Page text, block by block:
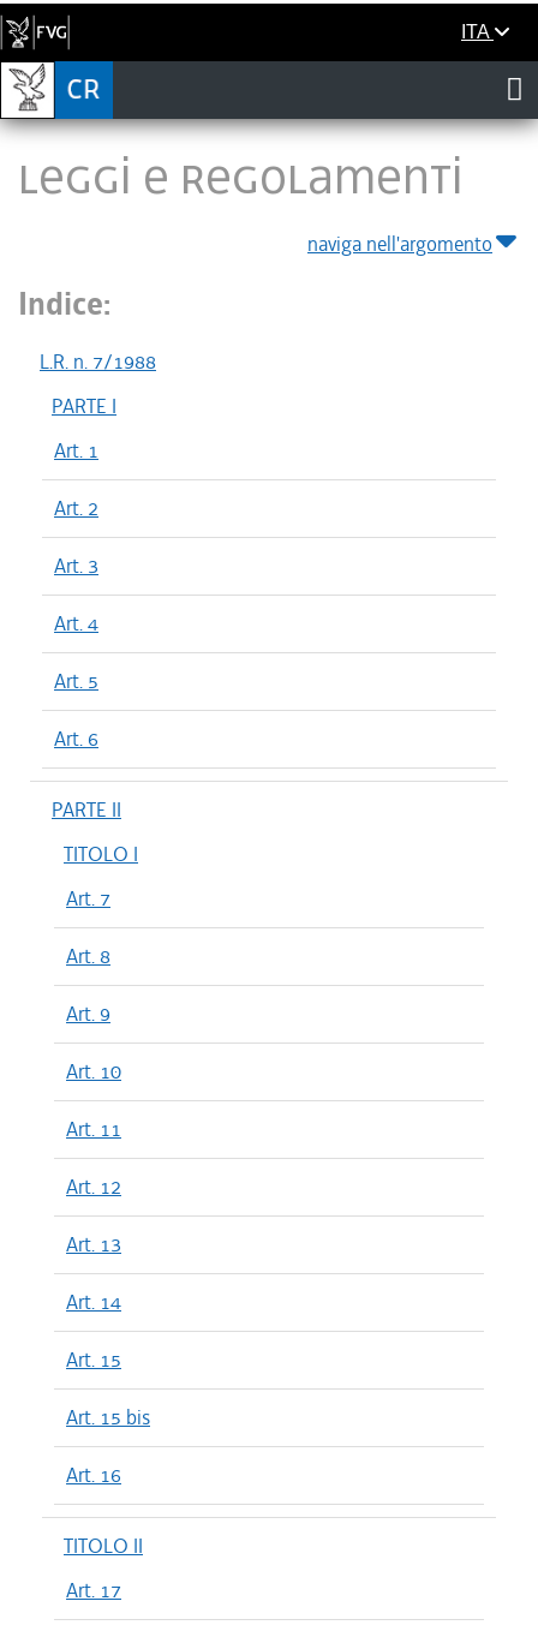
ITA
LEGGI E REGOLAMENTI
naviga nell'argomento
Indice:
L.R. n. 7/1988
PARTE I
Art. 1
Art. 2
Art. 3
Art. 4
Art. 5
Art. 6
PARTE II
TITOLO I
Art. 7
Art. 8
Art. 9
Art. 10
Art. 11
Art. 12
Art. 13
Art. 14
Art. 15
Art. 15 bis
Art. 16
TITOLO II
Art. 17